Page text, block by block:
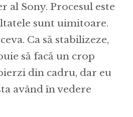
al Sony. Procesul este
sunt uimitoare.
Ca să stabilizeze,
să facă un crop
din cadru, dar eu
având în vedere